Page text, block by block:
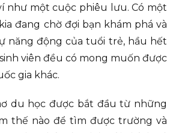
như một cuộc phiêu lưu. Có một
đang chờ đợi bạn khám phá và
năng động của tuổi trẻ, hầu hết
viên đều có mong muốn được
gia khác.
du học được bắt đầu từ những
thế nào để tìm được trường và